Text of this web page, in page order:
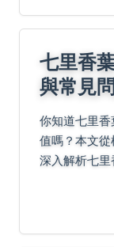
七里香
與常見
你知道七里
值嗎？本文從
深入解析七里